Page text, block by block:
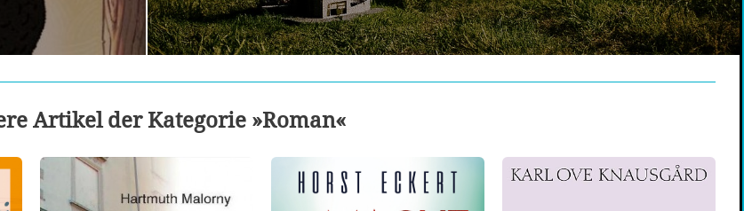
Artikel der Kategorie »Roman«